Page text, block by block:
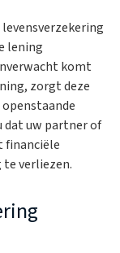
lening
komt
zorgt deze
dat uw partner of
financiële
verliezen.